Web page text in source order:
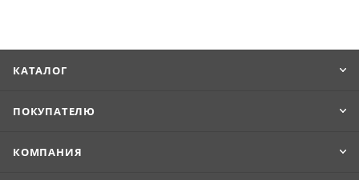
КАТАЛОГ
ПОКУПАТЕЛЮ
КОМПАНИЯ